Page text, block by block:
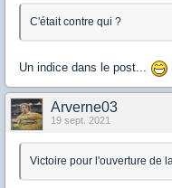
C'était contre qui ?
Un indice dans le post...
Arverne03
19 sept. 2021
Victoire pour l'ouverture de